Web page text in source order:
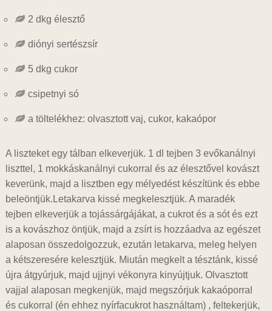
2 dkg élesztő
diónyi sertészsír
5 dkg cukor
csipetnyi só
a töltelékhez: olvasztott vaj, cukor, kakaópor
A liszteket egy tálban elkeverjük. 1 dl tejben 3 evőkanálnyi
liszttel, 1 mokkáskanálnyi cukorral és az élesztővel kovászt
keverünk, majd a lisztben egy mélyedést készítünk és ebbe
beleöntjük.Letakarva kissé megkelesztjük. A maradék
tejben elkeverjük a tojássárgájákat, a cukrot és a sót és ezt
is a kovászhoz öntjük, majd a zsírt is hozzáadva az egészet
alaposan összedolgozzuk, ezután letakarva, meleg helyen
a kétszeresére kelesztjük. Miután megkelt a tésztánk, kissé
újra átgyúrjuk, majd ujjnyi vékonyra kinyújtjuk. Olvasztott
vajjal alaposan megkenjük, majd megszórjuk kakaóporral
és cukorral (én ehhez nyírfacukrot használtam) , feltekerjük,